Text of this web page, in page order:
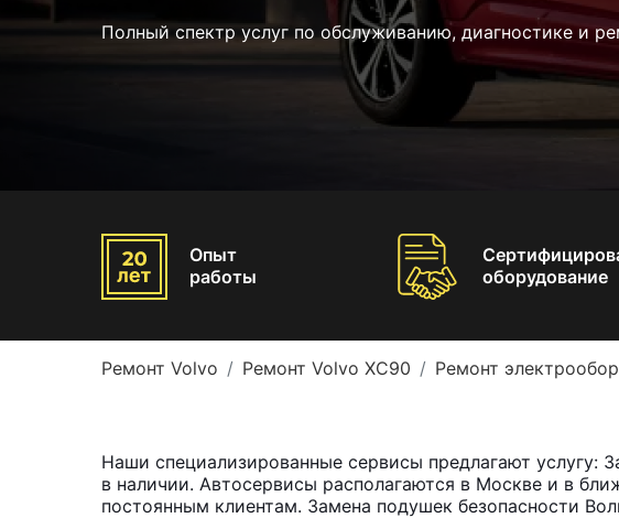
Полный спектр услуг по обслуживанию, диагностике и
Опыт
работы
оборудование
Ремонт Volvo Ремонт Volvo XC90 Ремонт
Наши специализированные сервисы предлагают услугу:
в наличии. Автосервисы располагаются в Москве и в
постоянным клиентам. Замена подушек безопасности